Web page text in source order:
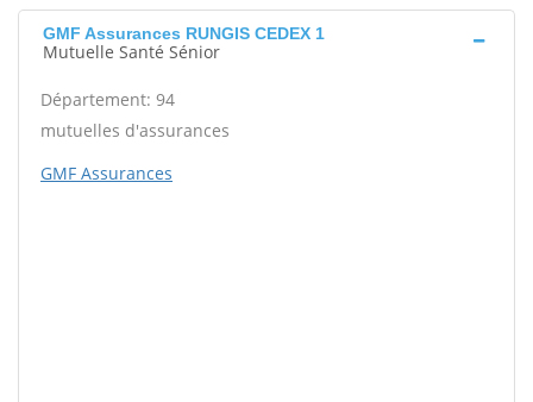
GMF Assurances RUNGIS CEDEX 1
Mutuelle Santé Sénior
Département: 94
mutuelles d'assurances
GMF Assurances